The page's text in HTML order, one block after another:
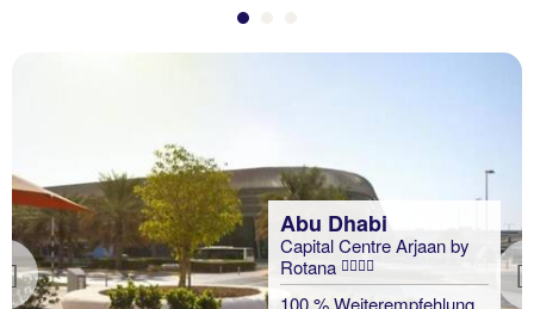
Previous
Abu Dhabi
Capital Centre Arjaan by
Rotana